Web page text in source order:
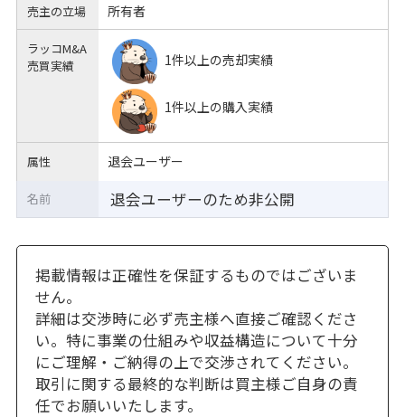
売主の立場 所有者
ラッコM&A
売買実績
1件以上の売却実績
1件以上の購入実績
属性 退会ユーザー
退会ユーザーのため非公開
名前
掲載情報は正確性を保証するものではございま
せん。
詳細は交渉時に必ず売主様へ直接ご確認くださ
い。特に事業の仕組みや収益構造について十分
にご理解・ご納得の上で交渉されてください。
取引に関する最終的な判断は買主様ご自身の責
任でお願いいたします。